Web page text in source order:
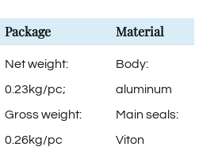
Package Material
Net weight:
0.23kg/pc;
Gross weight:
0.26kg/pc
Body:
aluminum
Main seals:
Viton